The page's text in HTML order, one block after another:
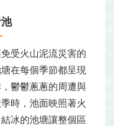
受火山泥流災害的
在每個季節都呈現
鬱鬱蔥蔥的周遭與
時，池面映照著火
冰的池塘讓整個區